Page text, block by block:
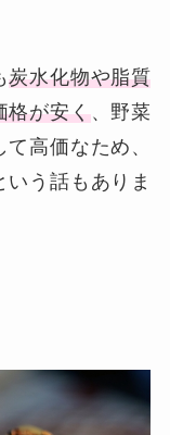
炭水化物や脂質
格が安く、野菜
高価なため、
う話もありま